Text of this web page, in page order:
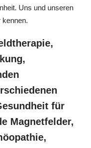
Uns und unseren
kennen.
für
Magnetfelder,